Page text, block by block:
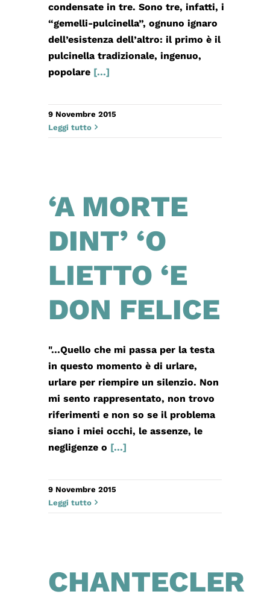
condensate in tre. Sono tre, infatti, i
“gemelli-pulcinella”, ognuno ignaro
dell’esistenza dell’altro: il primo è il
pulcinella tradizionale, ingenuo,
popolare [...]
9 Novembre 2015
Leggi tutto
‘A MORTE
DINT’ ‘O
LIETTO ‘E
DON FELICE
"...Quello che mi passa per la testa
in questo momento è di urlare,
urlare per riempire un silenzio. Non
mi sento rappresentato, non trovo
riferimenti e non so se il problema
siano i miei occhi, le assenze, le
negligenze o [...]
9 Novembre 2015
Leggi tutto
CHANTECLER